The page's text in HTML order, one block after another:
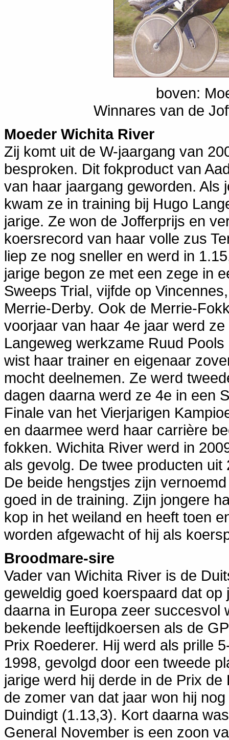
boven:
Winnares van de
Moeder Wichita River
Zij komt uit de W-jaargang van
besproken. Dit fokproduct van
van haar jaargang geworden. Als
kwam ze in training bij Hugo
jarige. Ze won de Jofferprijs en
koersrecord van haar volle zus
liep ze nog sneller en werd in
jarige begon ze met een zege in
Sweeps Trial, vijfde op
Merrie-Derby. Ook de Merrie-
voorjaar van haar 4e jaar werd
Langeweg werkzame Ruud
wist haar trainer en eigenaar
mocht deelnemen. Ze werd
dagen daarna werd ze 4e in een
Finale van het Vierjarigen
en daarmee werd haar carrière
fokken. Wichita River werd in
als gevolg. De twee producten
De beide hengstjes zijn
goed in de training. Zijn jongere
kop in het weiland en heeft toen
worden afgewacht of hij als
Broodmare-sire
Vader van Wichita River is de
geweldig goed koerspaard dat
daarna in Europa zeer succesvol
bekende leeftijdkoersen als de
Prix Roederer. Hij werd als prille
1998, gevolgd door een tweede
jarige werd hij derde in de Prix
de zomer van dat jaar won hij
Duindigt (1.13,3). Kort daarna
General November is een zoon